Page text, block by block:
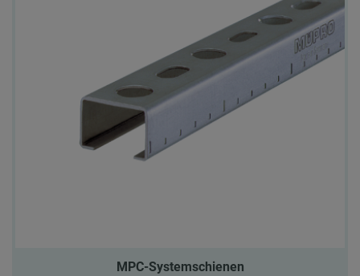
MPC-Systemschienen